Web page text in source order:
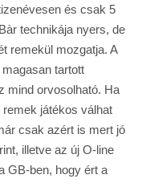
és csak 5
technikája nyers, de
remekül mozgatja. A
tartott
mind orvosolható. Ha
játékos válhat
csak azért is mert jó
illetve az új O-line
GB-ben, hogy ért a